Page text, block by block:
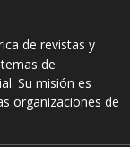
de revistas y
de
Su misión es
organizaciones de